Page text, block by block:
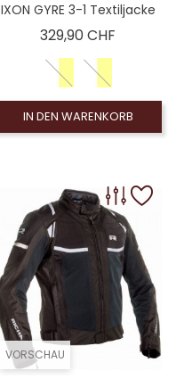
IXON GYRE 3-1 Textiljacke
329,90 CHF
IN DEN WARENKORB
VORSCHAU